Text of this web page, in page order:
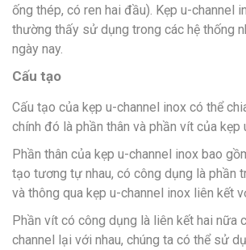
ống thép, có ren hai đầu). Kẹp u-channel
thường thấy sử dụng trong các hệ thống
ngày nay.
Cấu tạo
Cấu tạo của kẹp u-channel inox có thể
chính đó là phần thân và phần vít của kẹp
Phần thân của kẹp u-channel inox bao
tạo tương tự nhau, có công dụng là phần
và thông qua kẹp u-channel inox liên kết
Phần vít có công dụng là liên kết hai nữa
channel lại với nhau, chúng ta có thể sử